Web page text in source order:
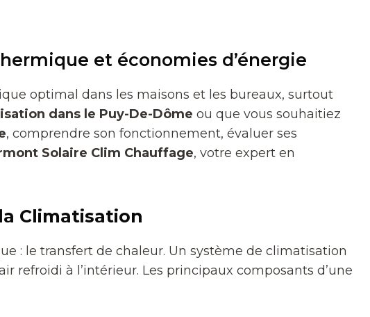
et économies d’énergie
optimal dans les maisons et les bureaux, surtout
dans le Puy-De-Dôme ou que vous souhaitiez
, comprendre son fonctionnement, évaluer ses
Solaire Clim Chauffage, votre expert en
Climatisation
: le transfert de chaleur. Un système de climatisation
refroidi à l’intérieur. Les principaux composants d’une